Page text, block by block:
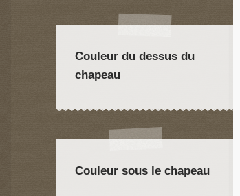
Couleur du dessus du
chapeau
Couleur sous le chapeau